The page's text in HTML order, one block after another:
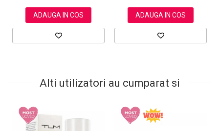
ADAUGA IN COS ADAUGA IN COS
Alti utilizatori au cumparat si